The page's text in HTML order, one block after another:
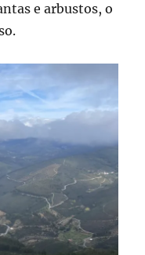
e arbustos, o